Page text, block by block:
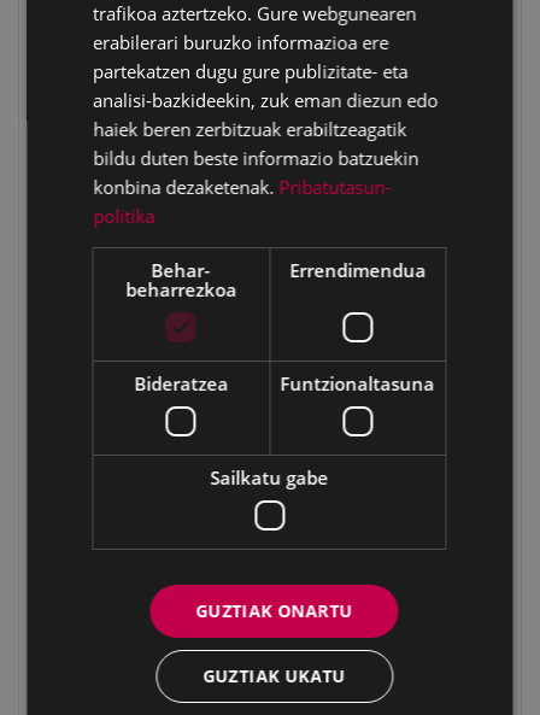
Arraiza/ Pagadibeltza/Txinbotxia
Pagadibeltza/Tropelau
Oregizar
Amurutegi
Baskaranburu
Gorostadiko laua
Garaiguenzelaia
Iruregaña
Illordogaña 1
Illordogaña 3
trafikoa aztertzeko. Gure webgunearen
erabilerari buruzko informazioa ere
partekatzen dugu gure publizitate- eta
analisi-bazkideekin, zuk eman diezun edo
haiek beren zerbitzuak erabiltzeagatik
bildu duten beste informazio batzuekin
konbina dezaketenak. Pribatutasun-
politika
Behar-
beharrezkoa
Errendimendua
Bideratzea Funtzionaltasuna
Sailkatu gabe
GUZTIAK ONARTU
GUZTIAK UKATU